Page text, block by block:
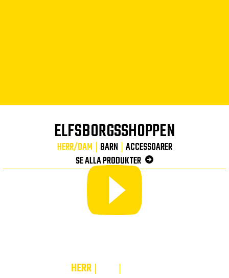
ELFSBORGSSHOPPEN
HERR/DAM BARN ACCESSOARER
SE ALLA PRODUKTER
HERR